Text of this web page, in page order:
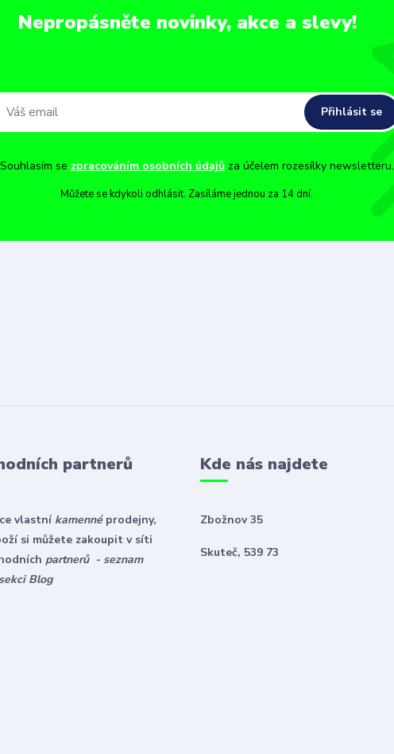
Nepropásněte novinky, akce a slevy!
Přihlásit se
Souhlasím se zpracováním osobních údajůza účelem rozesílky newsletteru.
Můžete se kdykoli odhlásit. Zasíláme jednou za 14 dní.
partnerů
vlastní kamennéprodejny,
si můžete zakoupit v síti
partnerů - seznam
Blog
Kde nás najdete
Zbožnov 35
Skuteč, 539 73